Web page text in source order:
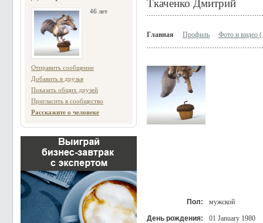
46 лет
Отправить сообщение
Добавить в друзья
Показать общих друзей
Пригласить в сообщество
Расскажите о человеке
Ткаченко Дмитрий
Главная Профиль Фото и видео
Пол:
мужской
День рождения:
01 January 1980